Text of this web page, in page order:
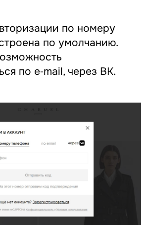
по номеру
по умолчанию.
по e‑mail, через ВК.